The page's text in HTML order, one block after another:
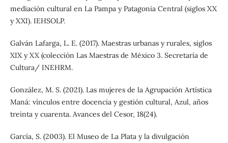
mediación cultural en La Pampa y Patagonia Central (siglos XX
y XXI). IEHSOLP.
Galván Lafarga, L. E. (2017). Maestras urbanas y rurales, siglos
XIX y XX (colección Las Maestras de México 3. Secretaría de
Cultura/ INEHRM.
González, M. S. (2021). Las mujeres de la Agrupación Artística
Maná: vínculos entre docencia y gestión cultural, Azul, años
treinta y cuarenta. Avances del Cesor, 18(24).
García, S. (2003). El Museo de La Plata y la divulgación